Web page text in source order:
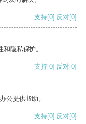
支持[0] 反对[0]
隐私保护。
支持[0] 反对[0]
公提供帮助。
支持[0] 反对[0]